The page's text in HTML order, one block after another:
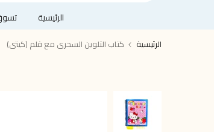
الرئيسية
الرئيسية كتاب التلوين السحرى مع قلم (كيتى)